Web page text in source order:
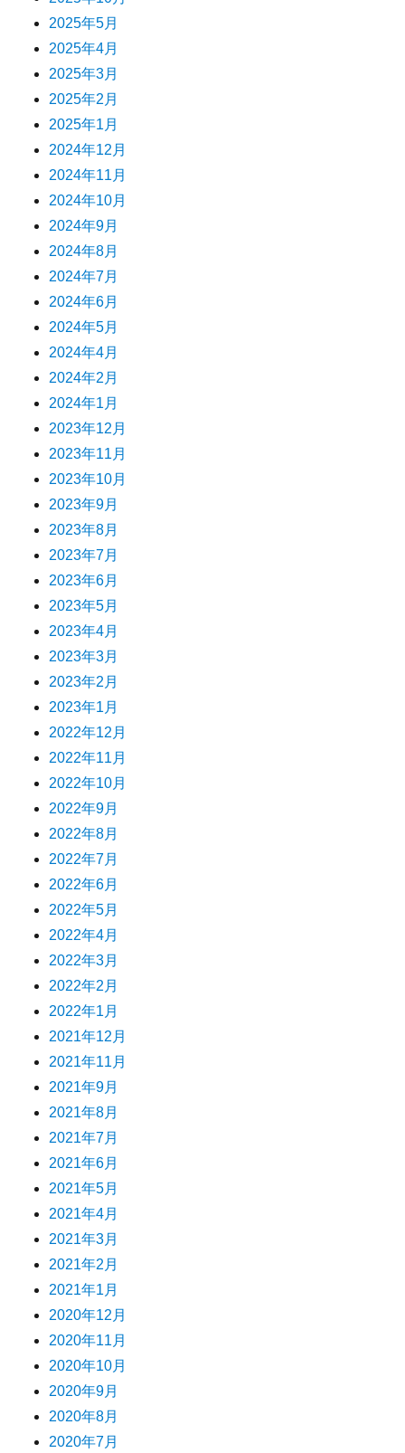
2025年5月
2025年4月
2025年3月
2025年2月
2025年1月
2024年12月
2024年11月
2024年10月
2024年9月
2024年8月
2024年7月
2024年6月
2024年5月
2024年4月
2024年2月
2024年1月
2023年12月
2023年11月
2023年10月
2023年9月
2023年8月
2023年7月
2023年6月
2023年5月
2023年4月
2023年3月
2023年2月
2023年1月
2022年12月
2022年11月
2022年10月
2022年9月
2022年8月
2022年7月
2022年6月
2022年5月
2022年4月
2022年3月
2022年2月
2022年1月
2021年12月
2021年11月
2021年9月
2021年8月
2021年7月
2021年6月
2021年5月
2021年4月
2021年3月
2021年2月
2021年1月
2020年12月
2020年11月
2020年10月
2020年9月
2020年8月
2020年7月